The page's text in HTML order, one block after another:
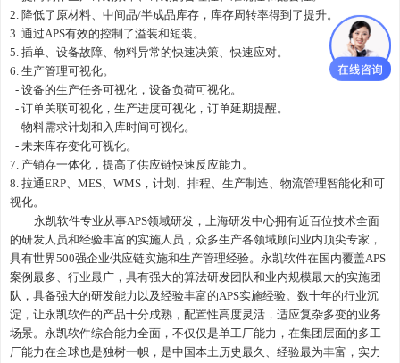
2. 降低了原材料、中间品/半成品库存，库存周转率得到了提升。
3. 通过APS有效的控制了溢装和短装。
5. 插单、设备故障、物料异常的快速决策、快速应对。
6. 生产管理可视化。
- 设备的生产任务可视化，设备负荷可视化。
- 订单关联可视化，生产进度可视化，订单延期提醒。
- 物料需求计划和入库时间可视化。
- 未来库存变化可视化。
7. 产销存一体化，提高了供应链快速反应能力。
8. 拉通ERP、MES、WMS，计划、排程、生产制造、物流管理智能化和可
视化。
永凯软件专业从事APS领域研发，上海研发中心拥有近百位技术全面
的研发人员和经验丰富的实施人员，众多生产各领域顾问业内顶尖专家，
具有世界500强企业供应链实施和生产管理经验。永凯软件在国内覆盖APS
案例最多、行业最广，具有强大的算法研发团队和业内规模最大的实施团
队，具备强大的研发能力以及经验丰富的APS实施经验。数十年的行业沉
淀，让永凯软件的产品十分成熟，配置性高度灵活，适应复杂多变的业务
场景。永凯软件综合能力全面，不仅仅是单工厂能力，在集团层面的多工
厂能力在全球也是独树一帜，是中国本土历史最久、经验最为丰富，实力